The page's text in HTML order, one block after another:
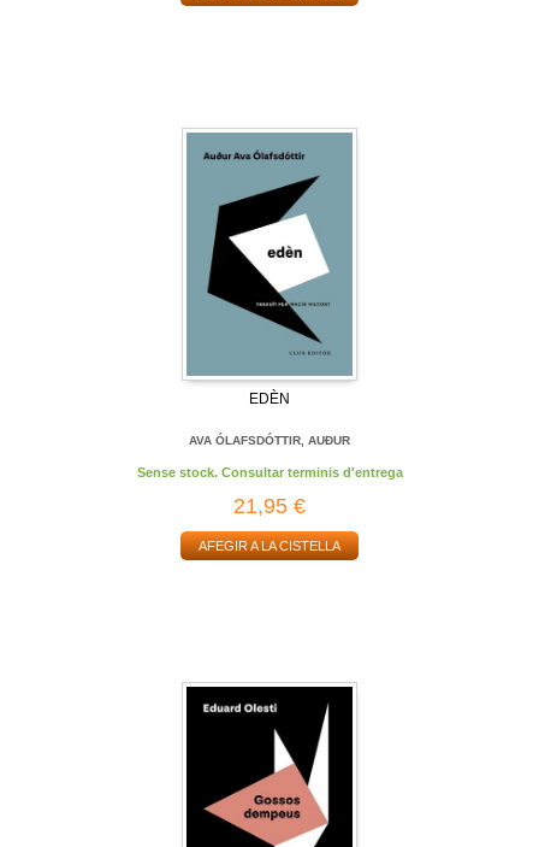
EDÈN
AVA ÓLAFSDÓTTIR, AUÐUR
Sense stock. Consultar terminis d'entrega
21,95 €
AFEGIR A LA CISTELLA